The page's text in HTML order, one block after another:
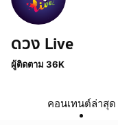
ดวง Live
ผู้ติดตาม 36K
คอนเทนต์ล่าสุด